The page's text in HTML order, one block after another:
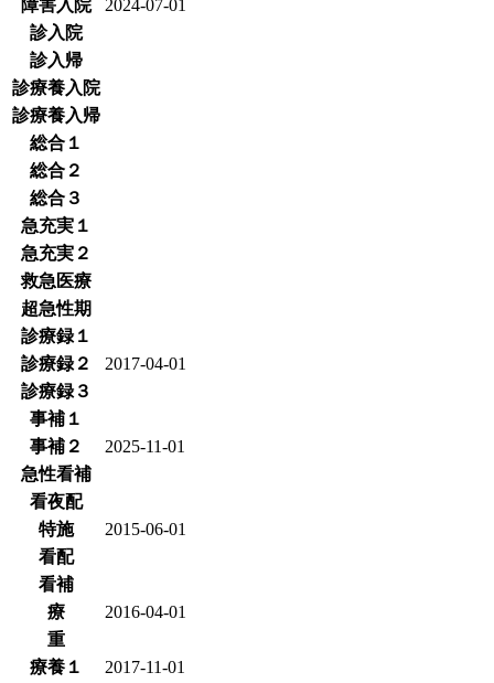
障害入院
2024-07-01
診入院
診入帰
診療養入院
診療養入帰
総合１
総合２
総合３
急充実１
急充実２
救急医療
超急性期
診療録１
診療録２
2017-04-01
診療録３
事補１
事補２
2025-11-01
急性看補
看夜配
特施
2015-06-01
看配
看補
療
2016-04-01
重
療養１
2017-11-01